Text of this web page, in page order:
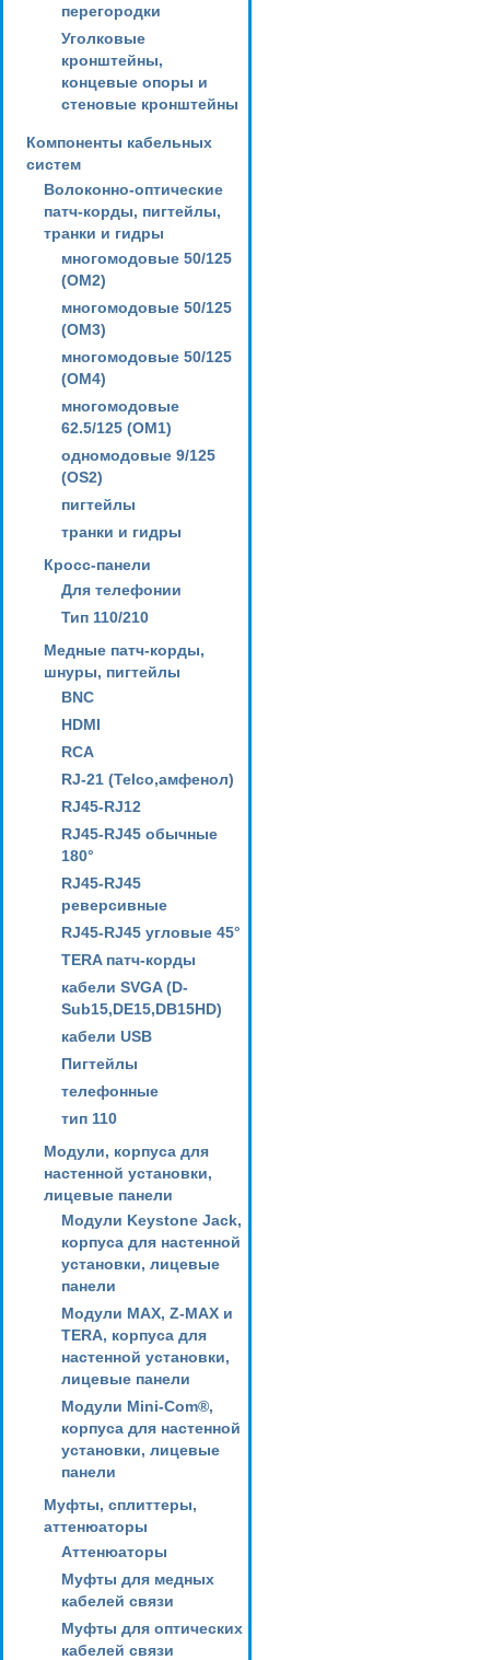
перегородки
Уголковые
кронштейны,
концевые опоры и
стеновые кронштейны
Компоненты кабельных
систем
Волоконно-оптические
патч-корды, пигтейлы,
транки и гидры
многомодовые 50/125
(OM2)
многомодовые 50/125
(OM3)
многомодовые 50/125
(OM4)
многомодовые
62.5/125 (OM1)
одномодовые 9/125
(OS2)
пигтейлы
транки и гидры
Кросс-панели
Для телефонии
Тип 110/210
Медные патч-корды,
шнуры, пигтейлы
BNC
HDMI
RCA
RJ-21 (Telco,амфенол)
RJ45-RJ12
RJ45-RJ45 обычные
180°
RJ45-RJ45
реверсивные
RJ45-RJ45 угловые 45°
TERA патч-корды
кабели SVGA (D-
Sub15,DE15,DB15HD)
кабели USB
Пигтейлы
телефонные
тип 110
Модули, корпуса для
настенной установки,
лицевые панели
Модули Keystone Jack,
корпуса для настенной
установки, лицевые
панели
Модули MAX, Z-MAX и
TERA, корпуса для
настенной установки,
лицевые панели
Модули Mini-Com®,
корпуса для настенной
установки, лицевые
панели
Муфты, сплиттеры,
аттенюаторы
Аттенюаторы
Муфты для медных
кабелей связи
Муфты для оптических
кабелей связи